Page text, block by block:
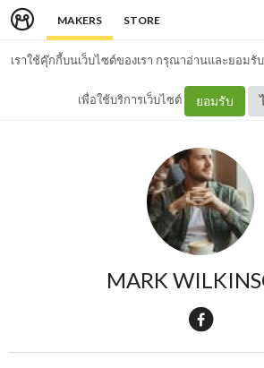
MAKERS STORE
เราใช้คุ๊กกี้บนเว็บไซต์ของเรา กรุณาอ่านและยอมรับ
เพื่อใช้บริการเว็บไซต์ ยอมรับ
MARK